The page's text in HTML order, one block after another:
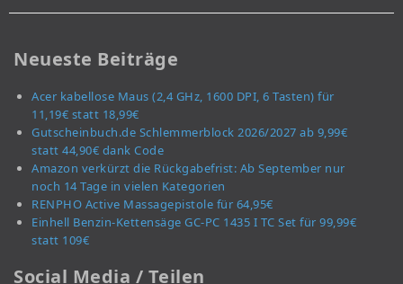
Neueste Beiträge
Acer kabellose Maus (2,4 GHz, 1600 DPI, 6 Tasten) für
11,19€ statt 18,99€
Gutscheinbuch.de Schlemmerblock 2026/2027 ab 9,99€
statt 44,90€ dank Code
Amazon verkürzt die Rückgabefrist: Ab September nur
noch 14 Tage in vielen Kategorien
RENPHO Active Massagepistole für 64,95€
Einhell Benzin-Kettensäge GC-PC 1435 I TC Set für 99,99€
statt 109€
Social Media / Teilen